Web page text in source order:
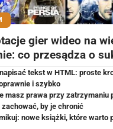
gier wideo na
co przesądza o
tekst w HTML: proste
i szybko
masz prawa przy zatrzymaniu
zachować, by je chronić
nowe książki, które warto